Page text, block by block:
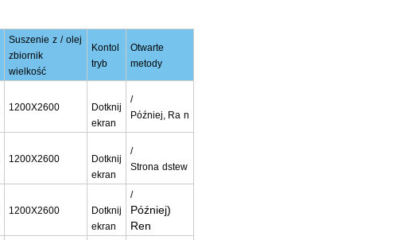
Suszenie z / olej
zbiornik
wielkość
Kontol
tryb
Otwarte
metody
1200X2600
Dotknij
ekran
/
Później, Ra n
1200X2600
Dotknij
ekran
/
Strona dstew
1200X2600
Dotknij
ekran
/
Później)
Ren